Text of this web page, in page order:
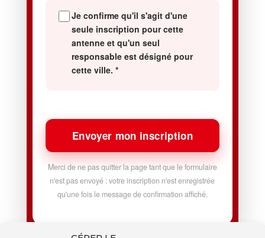
Je confirme qu'il s'agit d'une
seule inscription pour cette
antenne et qu'un seul
responsable est désigné pour
cette ville. *
Envoyer mon inscription
Merci de ne pas quitter la page tant que le formulaire
n'est pas envoyé : votre inscription n'est enregistrée
qu'une fois le message de confirmation affiché.